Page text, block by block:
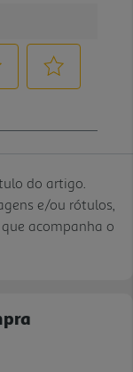
do artigo.
e/ou rótulos,
acompanha o